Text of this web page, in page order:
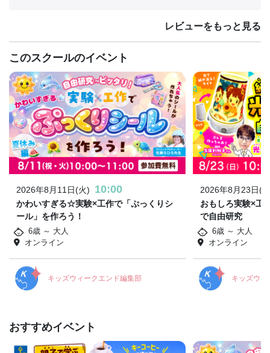
レビューをもっと見る
このスクールのイベント
2026年8月11日(火) 10:00
かわいすぎる☆実験×工作で「ぷっくりシ
ール」を作ろう！
6歳 ～ 大人
オンライン
キッズウィークエンド編集部
2026年8月23日(
おもしろ実験×工
で自由研究
6歳 ～ 大人
オンライン
キッズウィ
おすすめイベント